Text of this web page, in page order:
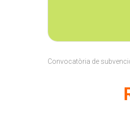
Convocatòria de